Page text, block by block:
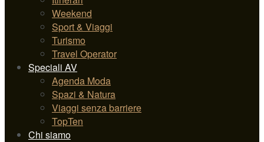
Weekend
Sport & Viaggi
Turismo
Travel Operator
Speciali AV
Agenda Moda
Spazi & Natura
Viaggi senza barriere
TopTen
Chi siamo